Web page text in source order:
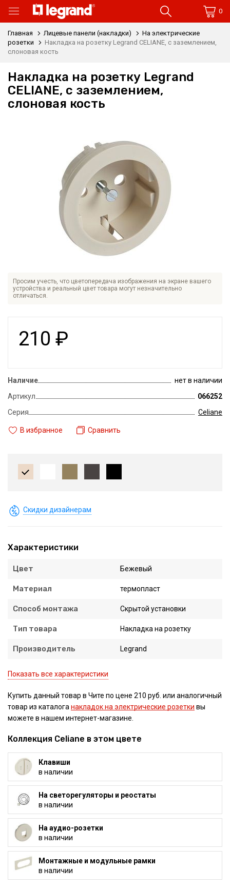
0
Главная Лицевые панели (накладки)
На электрические
розетки
Накладка на розетку Legrand CELIANE, с заземлением,
слоновая кость
Накладка на розетку Legrand
CELIANE, с заземлением,
слоновая кость
Просим учесть, что цветопередача изображения на экране вашего
устройства и реальный цвет товара могут незначительно
отличаться.
210 ₽
Наличие
нет в наличии
Артикул
066252
Серия
Celiane
В избранное Сравнить
Скидки дизайнерам
Характеристики
Цвет Бежевый
Материал термопласт
Способ монтажа Скрытой установки
Тип товара Накладка на розетку
Производитель Legrand
Показать все характеристики
Купить данный товар в Чите по цене 210 руб. или аналогичный
товар из каталоганакладок на электрические розетки вы
можете в нашем интернет-магазине.
Коллекция Celiane в этом цвете
Клавиши
в наличии
На светорегуляторы и реостаты
в наличии
На аудио-розетки
в наличии
Монтажные и модульные рамки
в наличии